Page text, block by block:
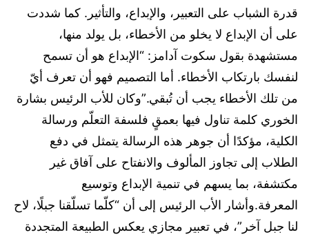
قدرة الشباب على التعبير، والإبداع، والتأثير. كما شددت
على أن الإبداع لا يخلو من الأخطاء، بل يولد منها،
مستشهدة بقول سكوت آدامز: “الإبداع هو أن تسمح
لنفسك بارتكاب الأخطاء. أما التصميم فهو أن تعرف أيّ
من تلك الأخطاء يجب أن تُبقي.”وكان للأب الرئيس بشارة
الخوري كلمة تناول فيها بعمقٍ فلسفة التعلّم ورسالة
الكلية، مؤكدًا أن جوهر هذه الرسالة يتمثل في دفع
الطلاب إلى تجاوز المألوف والانفتاح على آفاق غير
مكتشفة، بما يسهم في تنمية الإبداع وتوسيع
المعرفة.وأشار الأب الرئيس إلى أن “كلّما تسلّقنا جبلًا، لاح
لنا جبل آخر”، في تعبير مجازي يعكس الطبيعة المتجددة